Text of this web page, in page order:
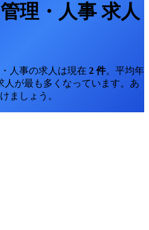
理・人事求人
人事の求人は現在 2 件。 平均年
人が最も多くなっています。 あ
ましょう。